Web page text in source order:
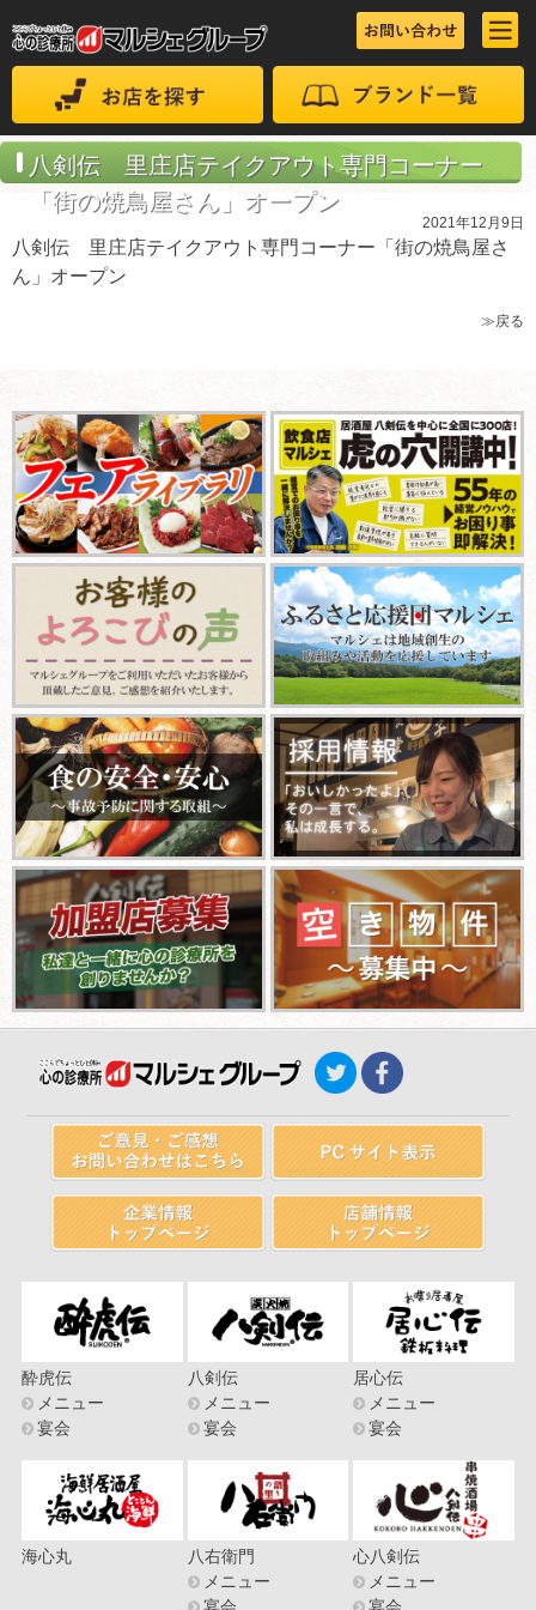
八剣伝 里庄店テイクアウト専門コーナー
「街の焼鳥屋さん」オープン
2021年12月9日
八剣伝 里庄店テイクアウト専門コーナー「街の焼鳥屋さ
ん」オープン
≫戻る
酔虎伝
メニュー
宴会
八剣伝
メニュー
宴会
居心伝
メニュー
宴会
海心丸
八右衛門
メニュー
心八剣伝
メニュー